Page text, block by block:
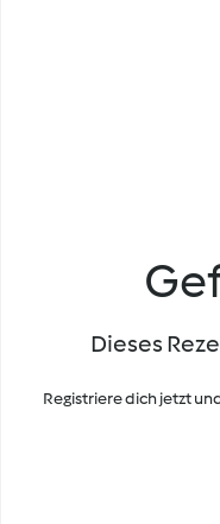
Dieses
Registriere dich jetzt